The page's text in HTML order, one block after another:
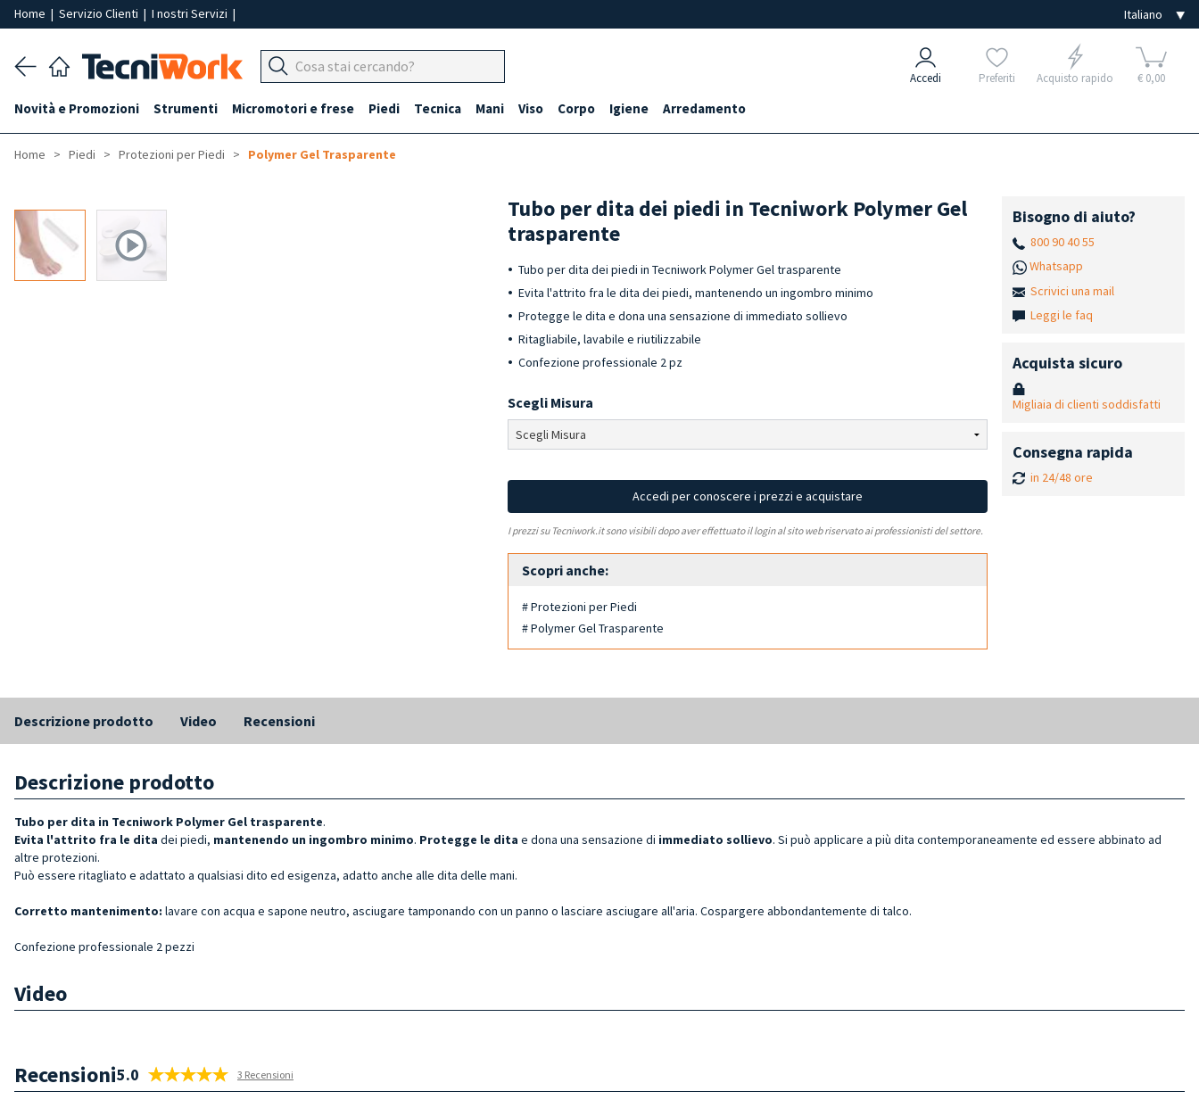
Home | Servizio Clienti | I nostri Servizi |
Accedi Preferiti Acquisto rapido € 0,00
Novità e Promozioni Strumenti Micromotori e frese Piedi Tecnica Mani Viso Corpo Igiene Arredamento
Home Piedi Protezioni per Piedi Polymer Gel Trasparente
Tubo per dita dei piedi in Tecniwork Polymer Gel
trasparente
Tubo per dita dei piedi in Tecniwork Polymer Gel trasparente
Evita l'attrito fra le dita dei piedi, mantenendo un ingombro minimo
Protegge le dita e dona una sensazione di immediato sollievo
Ritagliabile, lavabile e riutilizzabile
Confezione professionale 2 pz
Scegli Misura
Accedi per conoscere i prezzi e acquistare
I prezzi su Tecniwork.it sono visibili dopo aver effettuato il login al sito web riservato ai professionisti del settore.
Scopri anche:
# Protezioni per Piedi
# Polymer Gel Trasparente
Bisogno di aiuto?
800 90 40 55
Whatsapp
Scrivici una mail
Leggi le faq
Acquista sicuro
Migliaia di clienti soddisfatti
Consegna rapida
in 24/48 ore
Descrizione prodotto Video Recensioni
Descrizione prodotto
Tubo per dita in Tecniwork Polymer Gel trasparente.
Evita l'attrito fra le dita dei piedi, mantenendo un ingombro minimo. Protegge le dita e dona una sensazione di immediato sollievo. Si può applicare a più dita contemporaneamente ed essere abbinato ad
altre protezioni.
Può essere ritagliato e adattato a qualsiasi dito ed esigenza, adatto anche alle dita delle mani.
Corretto mantenimento: lavare con acqua e sapone neutro, asciugare tamponando con un panno o lasciare asciugare all'aria. Cospargere abbondantemente di talco.
Confezione professionale 2 pezzi
Video
Recensioni5.0 3 Recensioni